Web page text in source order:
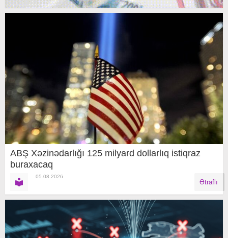
ABŞ Xəzinədarlığı 125 milyard dollarlıq istiqraz
buraxacaq
05.08.2026
Ətraflı